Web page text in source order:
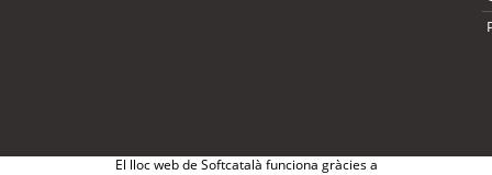
El lloc web de Softcatalà funciona gràcies a